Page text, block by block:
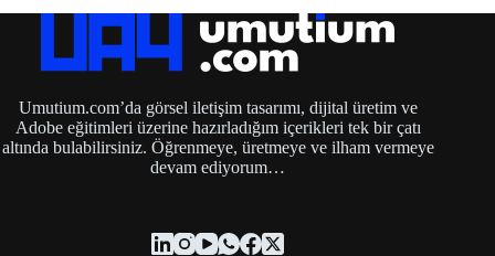
Umutium.com’da görsel iletişim tasarımı, dijital üretim ve
Adobe eğitimleri üzerine hazırladığım içerikleri tek bir çatı
altında bulabilirsiniz. Öğrenmeye, üretmeye ve ilham vermeye
devam ediyorum…